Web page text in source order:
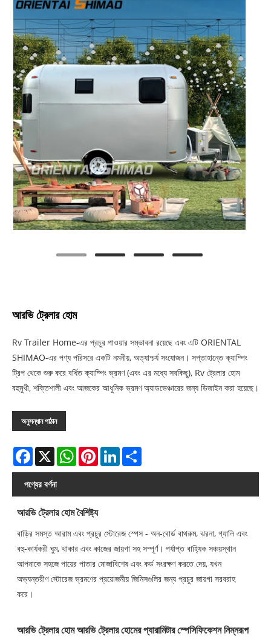
আরভি ট্রেলার হোম
Rv Trailer Home-এর প্রচুর পাওয়ার সম্ভাবনা রয়েছে এবং এটি ORIENTAL
SHIMAO-এর পণ্য পরিসরে একটি নমনীয়, অত্যাশ্চর্য সংযোজন। সপ্তাহান্তে ক্যাম্পিং
ট্রিপ থেকে শুরু করে বর্ধিত ক্যাম্পিং ভ্রমণ (এবং এর মধ্যে সবকিছু), Rv ট্রেলার হোম
বহুমুখী, শক্তিশালী এবং আজকের আধুনিক ভ্রমণ অ্যাডভেঞ্চারের জন্য ডিজাইন করা হয়েছে।
অনুসন্ধান পাঠান
Facebook
X WhatsAppPinterestLinkedIn
পণ্যের বর্ণনা
আরভি ট্রেলার হোম বৈশিষ্ট্য
বাড়ির সমস্ত আরাম এবং প্রচুর স্টোরেজ স্পেস - অন-বোর্ড বাথরুম, ঝরনা, গ্যালি এবং
বহু-কার্যকরী ঘুম, থাকার এবং কাজের জায়গা সহ সম্পূর্ণ। পর্যাপ্ত বাহ্যিক সঞ্চয়স্থান
আপনাকে সহজে পায়ের পাতার মোজাবিশেষ এবং কর্ড সংরক্ষণ করতে দেয়, যখন
অভ্যন্তরীণ স্টোরেজ ভ্রমণের প্রয়োজনীয় জিনিসগুলির জন্য প্রচুর জায়গা সরবরাহ
করে।
আরভি ট্রেলার হোম আরভি ট্রেলার হোমের প্যারামিটার স্পেসিফিকেশন নিম্নরূপ